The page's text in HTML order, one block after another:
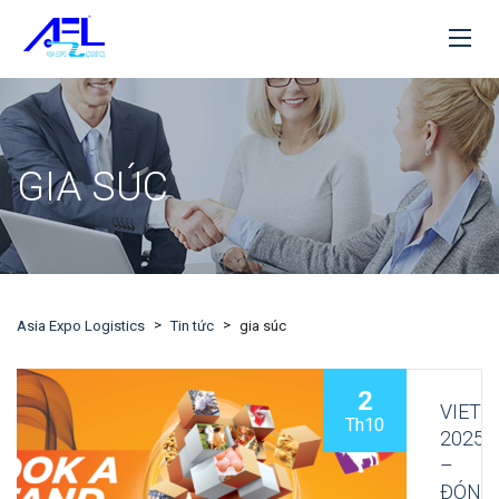
GIA SÚC
Asia Expo Logistics > Tin tức > gia súc
2
Th10
2025
–
ĐÓN